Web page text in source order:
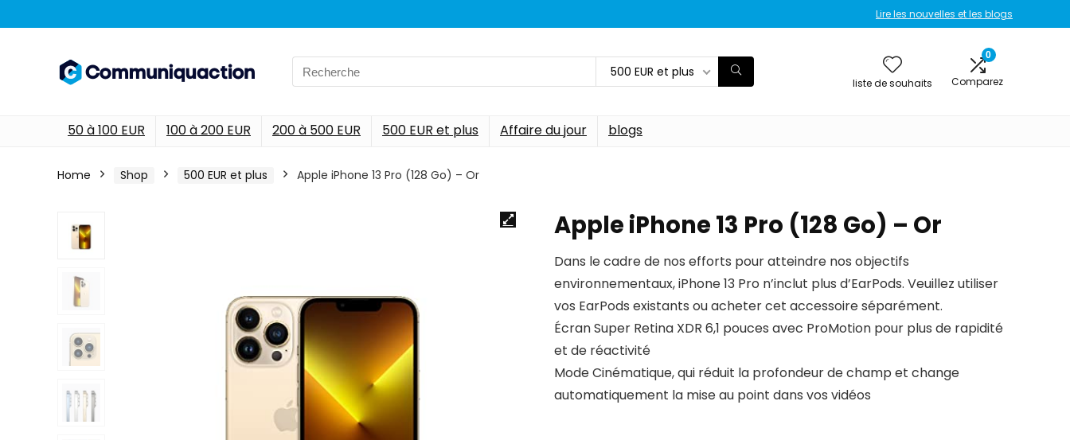
Lire les nouvelles et les blogs
Search
for:
500 EUR et plus
liste de souhaits
0
Comparez
50 à 100 EUR 100 à 200 EUR 200 à 500 EUR 500 EUR et plus Affaire du jour blogs
Home Shop 500 EUR et plus Apple iPhone 13 Pro (128 Go) – Or
Apple iPhone 13 Pro (128 Go) – Or
Dans le cadre de nos efforts pour atteindre nos objectifs
environnementaux, iPhone 13 Pro n’inclut plus d’EarPods. Veuillez utiliser
vos EarPods existants ou acheter cet accessoire séparément.
Écran Super Retina XDR 6,1 pouces avec ProMotion pour plus de rapidité
et de réactivité
Mode Cinématique, qui réduit la profondeur de champ et change
automatiquement la mise au point dans vos vidéos